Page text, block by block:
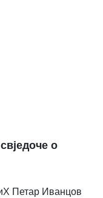
о
Петар Иванцов